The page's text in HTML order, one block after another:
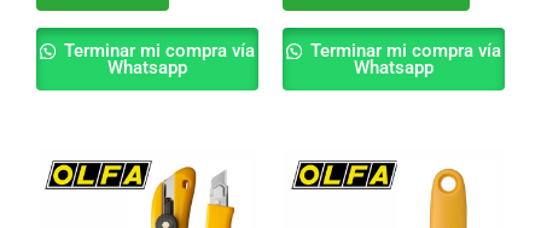
Terminar mi compra vía
Whatsapp
Terminar mi compra vía
Whatsapp